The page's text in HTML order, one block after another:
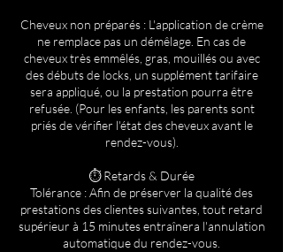
Cheveux non préparés : L'application de crème
ne remplace pas un démêlage. En cas de
cheveux très emmêlés, gras, mouillés ou avec
des débuts de locks, un supplément tarifaire
sera appliqué, ou la prestation pourra être
refusée. (Pour les enfants, les parents sont
priés de vérifier l'état des cheveux avant le
rendez-vous).
⏱️ Retards & Durée
Tolérance : Afin de préserver la qualité des
prestations des clientes suivantes, tout retard
supérieur à 15 minutes entraînera l'annulation
automatique du rendez-vous.